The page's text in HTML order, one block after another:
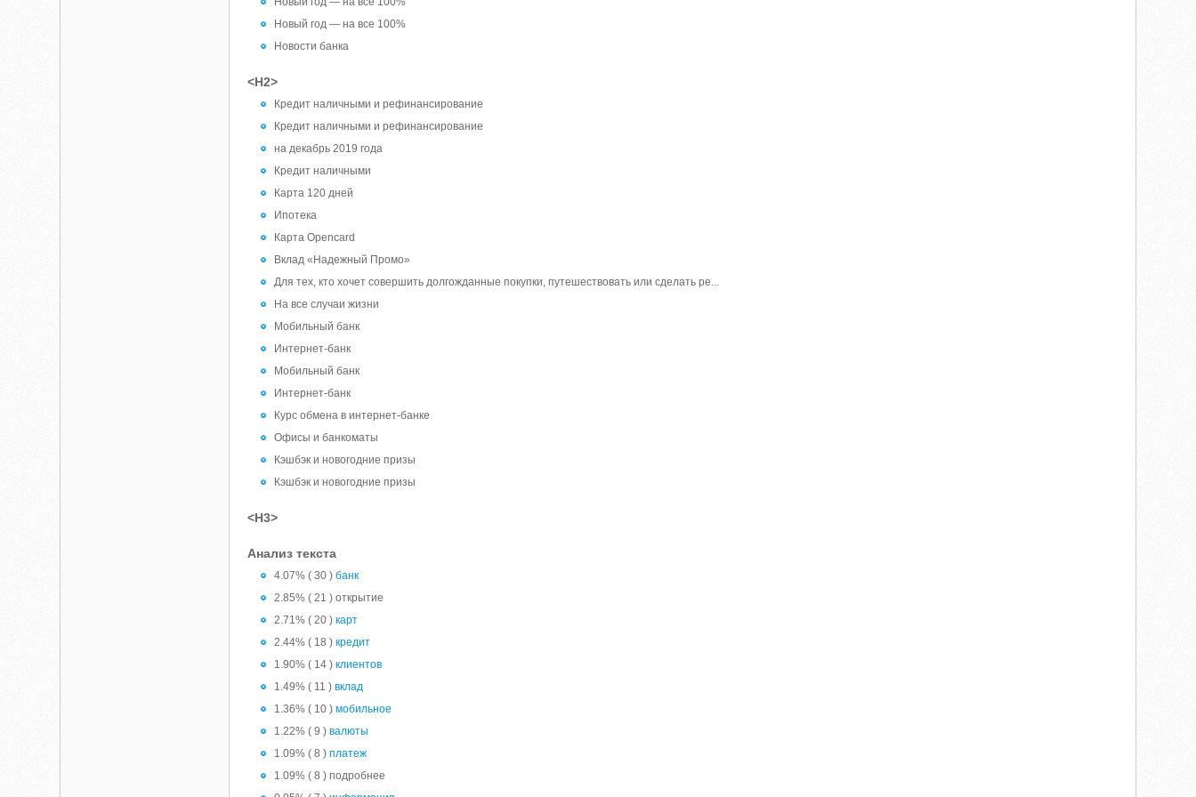
Новый год — на все 100%
Новости банка
<H2>
Кредит наличными и рефинансирование
Кредит наличными и рефинансирование
на декабрь 2019 года
Кредит наличными
Карта 120 дней
Ипотека
Карта Opencard
Вклад «Надежный Промо»
Для тех, кто хочет совершить долгожданные покупки, путешествовать или сделать ре...
На все случаи жизни
Мобильный банк
Интернет-банк
Мобильный банк
Интернет-банк
Курс обмена в интернет-банке
Офисы и банкоматы
Кэшбэк и новогодние призы
Кэшбэк и новогодние призы
<H3>
Анализ текста
4.07% ( 30 )банк
2.85% ( 21 ) открытие
2.71% ( 20 )карт
2.44% ( 18 )кредит
1.90% ( 14 )клиентов
1.49% ( 11 )вклад
1.36% ( 10 )мобильное
1.22% ( 9 )валюты
1.09% ( 8 )платеж
1.09% ( 8 ) подробнее